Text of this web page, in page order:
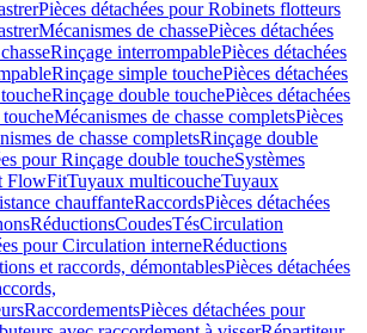
Pièces détachées pour Robinets flotteurs
Mécanismes de chassePièces détachées
Rinçage interrompablePièces détachées
Rinçage simple touchePièces détachées
Rinçage double touchePièces détachées
Mécanismes de chasse completsPièces
de chasse completsRinçage double
pour Rinçage double toucheSystèmes
FlowFitTuyaux multicoucheTuyaux
chauffanteRaccordsPièces détachées
RéductionsCoudesTésCirculation
pour Circulation interneRéductions
et raccords, démontablesPièces détachées
RaccordementsPièces détachées pour